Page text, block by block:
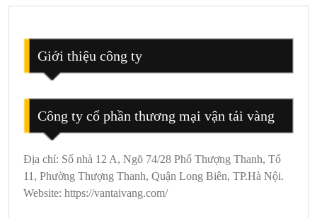
Đêm
Giới thiệu công ty
Công ty cổ phần thương mại vận tải vàng
Địa chỉ: Số nhà 12 A, Ngõ 74/28 Phố Thượng Thanh, Tổ
11, Phường Thượng Thanh, Quận Long Biên, TP.Hà Nội.
Website: https://vantaivang.com/